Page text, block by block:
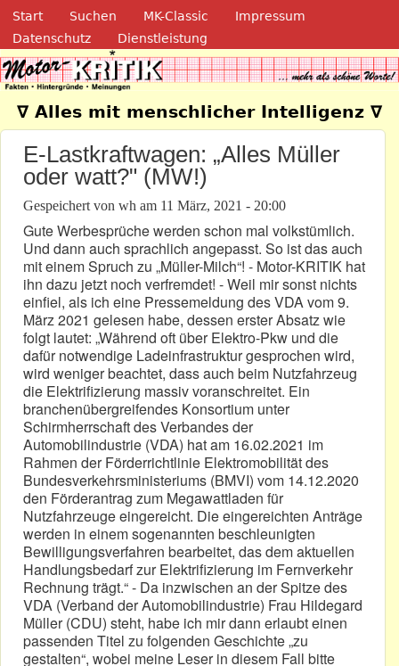
Direkt zum Inhalt
Navigation
Start Suchen MK-Classic
Impressum
Datenschutz
Dienstleistung
Motor-Kritik.de
∇ Alles mit menschlicher Intelligenz ∇
E-Lastkraftwagen: „Alles Müller
oder watt?" (MW!)
Gespeichert von wh am 11 März, 2021 - 20:00
Gute Werbesprüche werden schon mal volkstümlich.
Und dann auch sprachlich angepasst. So ist das auch
mit einem Spruch zu „Müller-Milch“! - Motor-KRITIK hat
ihn dazu jetzt noch verfremdet! - Weil mir sonst nichts
einfiel, als ich eine Pressemeldung des VDA vom 9.
März 2021 gelesen habe, dessen erster Absatz wie
folgt lautet: „Während oft über Elektro-Pkw und die
dafür notwendige Ladeinfrastruktur gesprochen wird,
wird weniger beachtet, dass auch beim Nutzfahrzeug
die Elektrifizierung massiv voranschreitet. Ein
branchenübergreifendes Konsortium unter
Schirmherrschaft des Verbandes der
Automobilindustrie (VDA) hat am 16.02.2021 im
Rahmen der Förderrichtlinie Elektromobilität des
Bundesverkehrsministeriums (BMVI) vom 14.12.2020
den Förderantrag zum Megawattladen für
Nutzfahrzeuge eingereicht. Die eingereichten Anträge
werden in einem sogenannten beschleunigten
Bewilligungsverfahren bearbeitet, das dem aktuellen
Handlungsbedarf zur Elektrifizierung im Fernverkehr
Rechnung trägt.“ - Da inzwischen an der Spitze des
VDA (Verband der Automobilindustrie) Frau Hildegard
Müller (CDU) steht, habe ich mir dann erlaubt einen
passenden Titel zu folgenden Geschichte „zu
gestalten“, wobei meine Leser in diesem Fall bitte